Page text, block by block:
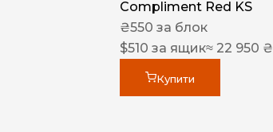
Compliment Red KS
₴550 за блок
$510 за ящик≈ 22 950 ₴
Купити